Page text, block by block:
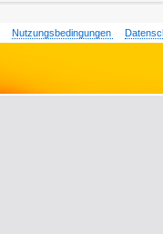
Nutzungsbedingungen